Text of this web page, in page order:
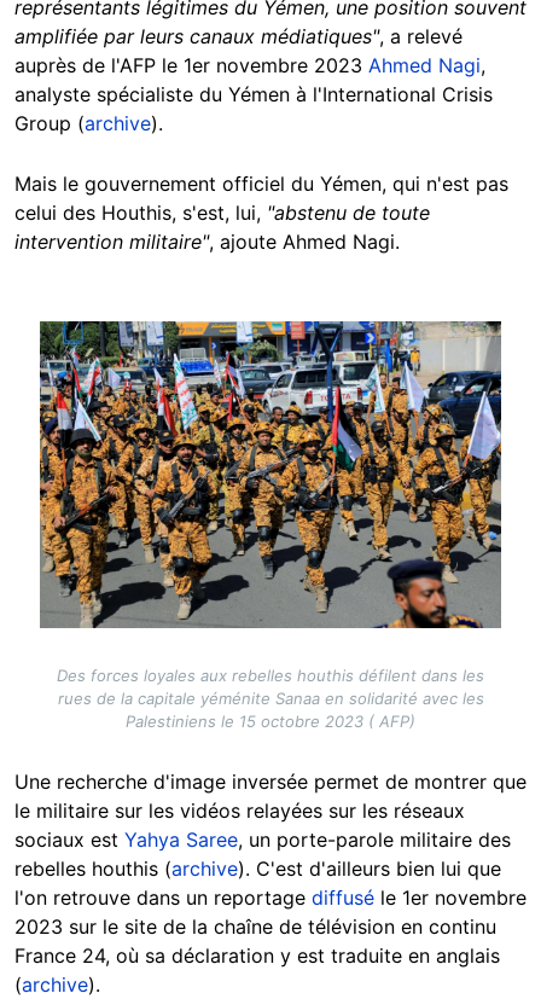
représentants légitimes du Yémen, une position souvent
amplifiée par leurs canaux médiatiques", a relevé
auprès de l'AFP le 1er novembre 2023 Ahmed Nagi,
analyste spécialiste du Yémen à l'International Crisis
Group (archive).
Mais le gouvernement officiel du Yémen, qui n'est pas
celui des Houthis, s'est, lui, "abstenu de toute
intervention militaire", ajoute Ahmed Nagi.
Image
Des forces loyales aux rebelles houthis défilent dans les
rues de la capitale yéménite Sanaa en solidarité avec les
Palestiniens le 15 octobre 2023 ( AFP)
Une recherche d'image inversée permet de montrer que
le militaire sur les vidéos relayées sur les réseaux
sociaux est Yahya Saree, un porte-parole militaire des
rebelles houthis (archive). C'est d'ailleurs bien lui que
l'on retrouve dans un reportage diffusé le 1er novembre
2023 sur le site de la chaîne de télévision en continu
France 24, où sa déclaration y est traduite en anglais
(archive).